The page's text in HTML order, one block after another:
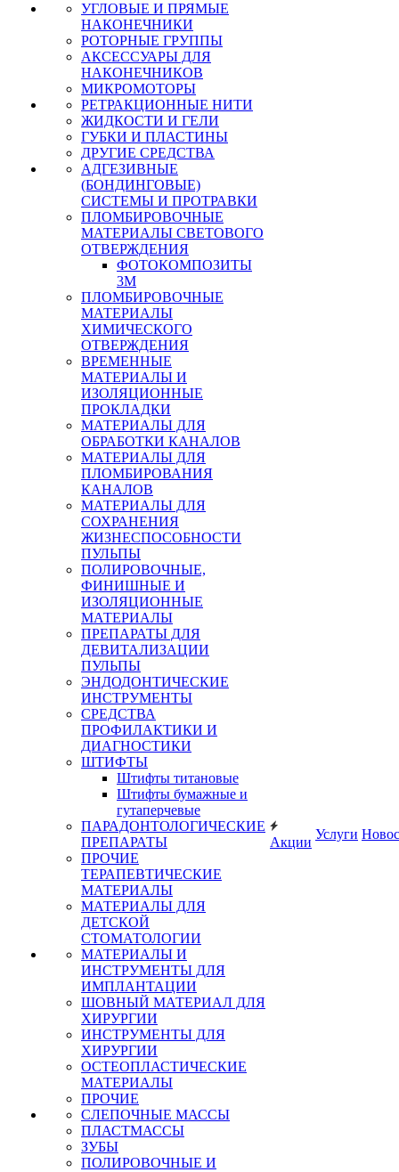
УГЛОВЫЕ И ПРЯМЫЕ
НАКОНЕЧНИКИ
РОТОРНЫЕ ГРУППЫ
АКСЕССУАРЫ ДЛЯ
НАКОНЕЧНИКОВ
МИКРОМОТОРЫ
РЕТРАКЦИОННЫЕ НИТИ
ЖИДКОСТИ И ГЕЛИ
ГУБКИ И ПЛАСТИНЫ
ДРУГИЕ СРЕДСТВА
АДГЕЗИВНЫЕ
(БОНДИНГОВЫЕ)
СИСТЕМЫ И ПРОТРАВКИ
ПЛОМБИРОВОЧНЫЕ
МАТЕРИАЛЫ СВЕТОВОГО
ОТВЕРЖДЕНИЯ
ФОТОКОМПОЗИТЫ
3М
ПЛОМБИРОВОЧНЫЕ
МАТЕРИАЛЫ
ХИМИЧЕСКОГО
ОТВЕРЖДЕНИЯ
ВРЕМЕННЫЕ
МАТЕРИАЛЫ И
ИЗОЛЯЦИОННЫЕ
ПРОКЛАДКИ
МАТЕРИАЛЫ ДЛЯ
ОБРАБОТКИ КАНАЛОВ
МАТЕРИАЛЫ ДЛЯ
ПЛОМБИРОВАНИЯ
КАНАЛОВ
МАТЕРИАЛЫ ДЛЯ
СОХРАНЕНИЯ
ЖИЗНЕСПОСОБНОСТИ
ПУЛЬПЫ
ПОЛИРОВОЧНЫЕ,
ФИНИШНЫЕ И
ИЗОЛЯЦИОННЫЕ
МАТЕРИАЛЫ
ПРЕПАРАТЫ ДЛЯ
ДЕВИТАЛИЗАЦИИ
ПУЛЬПЫ
ЭНДОДОНТИЧЕСКИЕ
ИНСТРУМЕНТЫ
СРЕДСТВА
ПРОФИЛАКТИКИ И
ДИАГНОСТИКИ
ШТИФТЫ
Штифты титановые
Штифты бумажные и
гутаперчевые
ПАРАДОНТОЛОГИЧЕСКИЕ
ПРЕПАРАТЫ
ПРОЧИЕ
ТЕРАПЕВТИЧЕСКИЕ
МАТЕРИАЛЫ
МАТЕРИАЛЫ ДЛЯ
ДЕТСКОЙ
СТОМАТОЛОГИИ
МАТЕРИАЛЫ И
ИНСТРУМЕНТЫ ДЛЯ
ИМПЛАНТАЦИИ
ШОВНЫЙ МАТЕРИАЛ ДЛЯ
ХИРУРГИИ
ИНСТРУМЕНТЫ ДЛЯ
ХИРУРГИИ
ОСТЕОПЛАСТИЧЕСКИЕ
МАТЕРИАЛЫ
ПРОЧИЕ
СЛЕПОЧНЫЕ МАССЫ
ПЛАСТМАССЫ
ЗУБЫ
ПОЛИРОВОЧНЫЕ И
Акции
Услуги